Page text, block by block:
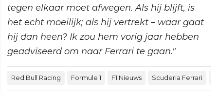
tegen elkaar moet afwegen. Als hij blijft, is
het echt moeilijk; als hij vertrekt – waar gaat
hij dan heen? Ik zou hem vorig jaar hebben
geadviseerd om naar Ferrari te gaan."
Red Bull Racing Formule 1 F1 Nieuws Scuderia Ferrari